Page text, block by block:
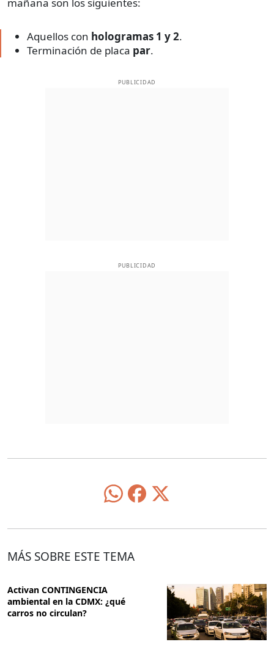
Aquellos con hologramas 1 y 2.
Terminación de placa par.
PUBLICIDAD
PUBLICIDAD
MÁS SOBRE ESTE TEMA
Activan CONTINGENCIA
ambiental en la CDMX: ¿qué
carros no circulan?